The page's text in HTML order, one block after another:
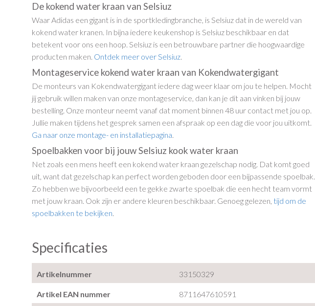
De kokend water kraan van Selsiuz
Waar Adidas een gigant is in de sportkledingbranche, is Selsiuz dat in de wereld van
kokend water kranen. In bijna iedere keukenshop is Selsiuz beschikbaar en dat
betekent voor ons een hoop. Selsiuz is een betrouwbare partner die hoogwaardige
producten maken. Ontdek meer over Selsiuz
Montageservice kokend water kraan van Kokendwatergigant
De monteurs van Kokendwatergigant iedere dag weer klaar om jou te helpen. Mocht
jij gebruik willen maken van onze montageservice, dan kan je dit aan vinken bij jouw
bestelling. Onze monteur neemt vanaf dat moment binnen 48 uur contact met jou op.
Jullie maken tijdens het gesprek samen een afspraak op een dag die voor jou uitkomt.
Ga naar onze montage- en installatiepagina.
Spoelbakken voor bij jouw Selsiuz kook water kraan
Net zoals een mens heeft een kokend water kraan gezelschap nodig. Dat komt goed
uit, want dat gezelschap kan perfect worden geboden door een bijpassende spoelbak.
Zo hebben we bijvoorbeeld een te gekke zwarte spoelbak die een hecht team vormt
met jouw kraan. Ook zijn er andere kleuren beschikbaar. Genoeg gelezen,tijd om de
spoelbakken te bekijken.
Specificaties
Artikelnummer 33150329
Artikel EAN nummer 8711647610591